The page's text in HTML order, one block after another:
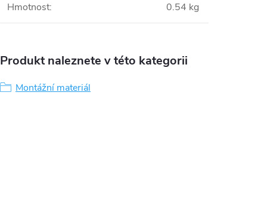
Hmotnost: 0.54 kg
Produkt naleznete v této kategorii
Montážní materiál